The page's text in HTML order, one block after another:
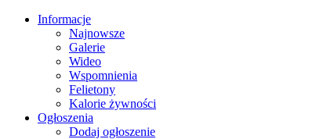
Informacje
Najnowsze
Galerie
Wideo
Wspomnienia
Felietony
Kalorie żywności
Ogłoszenia
Dodaj ogłoszenie